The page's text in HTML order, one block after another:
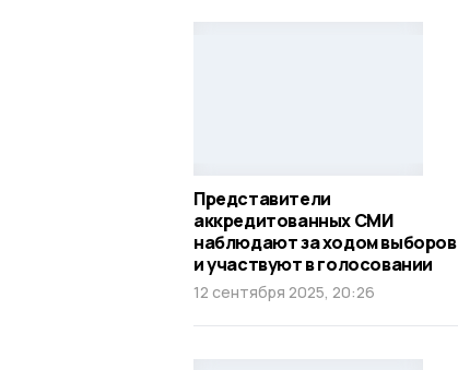
Представители
аккредитованных СМИ
наблюдают за ходом выборов
и участвуют в голосовании
12 сентября 2025, 20:26